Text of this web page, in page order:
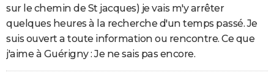
sur le chemin de St jacques) je vais m'y arrêter
quelques heures à la recherche d'un temps passé. Je
suis ouvert a toute information ou rencontre. Ce que
j'aime à Guérigny : Je ne sais pas encore.